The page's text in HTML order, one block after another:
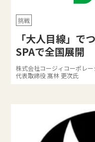
挑戦
「大人目線」で
SPAで全国展開
株式会社コージィコーポレー
代表取締役 髙林 更次氏